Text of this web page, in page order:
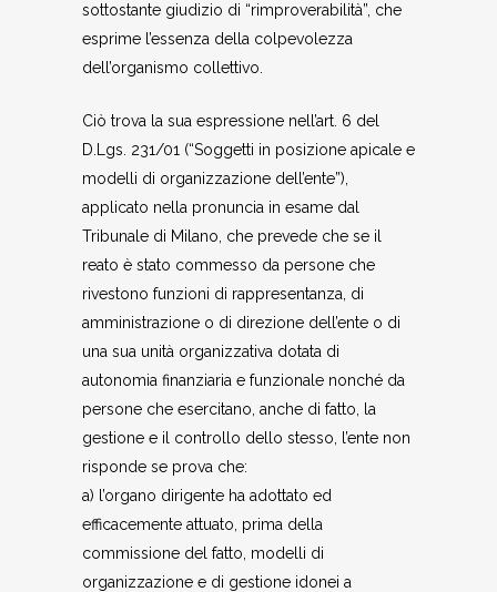
sottostante giudizio di “rimproverabilità”, che
esprime l’essenza della colpevolezza
dell’organismo collettivo.
Ciò trova la sua espressione nell’art. 6 del
D.Lgs. 231/01 (“Soggetti in posizione apicale e
modelli di organizzazione dell’ente”),
applicato nella pronuncia in esame dal
Tribunale di Milano, che prevede che se il
reato è stato commesso da persone che
rivestono funzioni di rappresentanza, di
amministrazione o di direzione dell’ente o di
una sua unità organizzativa dotata di
autonomia finanziaria e funzionale nonché da
persone che esercitano, anche di fatto, la
gestione e il controllo dello stesso, l’ente non
risponde se prova che:
a) l’organo dirigente ha adottato ed
efficacemente attuato, prima della
commissione del fatto, modelli di
organizzazione e di gestione idonei a